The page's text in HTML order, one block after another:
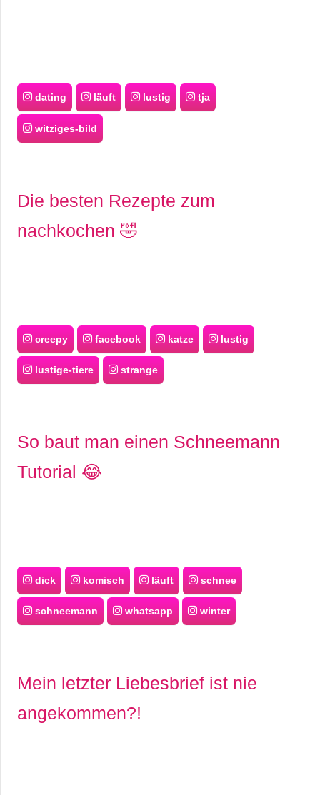
dating läuft lustig tja
witziges-bild
Die besten Rezepte zum
nachkochen 🤣
creepy facebook katze lustig
lustige-tiere strange
So baut man einen Schneemann
Tutorial 😂
dick komisch läuft schnee
schneemann whatsapp winter
Mein letzter Liebesbrief ist nie
angekommen?!